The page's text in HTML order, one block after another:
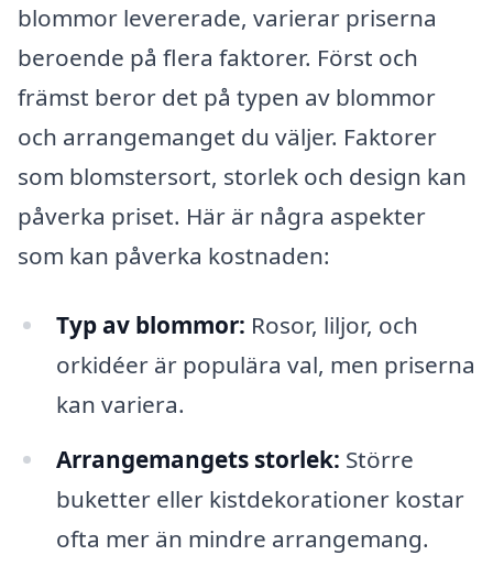
blommor levererade, varierar priserna
beroende på flera faktorer. Först och
främst beror det på typen av blommor
och arrangemanget du väljer. Faktorer
som blomstersort, storlek och design kan
påverka priset. Här är några aspekter
som kan påverka kostnaden:
Typ av blommor: Rosor, liljor, och
orkidéer är populära val, men priserna
kan variera.
Arrangemangets storlek: Större
buketter eller kistdekorationer kostar
ofta mer än mindre arrangemang.